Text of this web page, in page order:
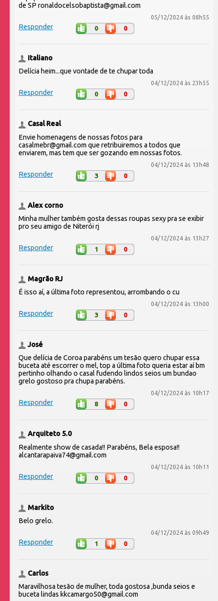
de SP ronaldocelsobaptista@gmail.com
05/12/2024 às 08h55
Responder 0 0
Italiano
Delícia heim...que vontade de te chupar toda
04/12/2024 às 23h55
Responder 0 0
Casal Real
Envie homenagens de nossas fotos para
casalmebr@gmail.com que retribuiremos a todos que
enviarem, mas tem que ser gozando em nossas fotos.
04/12/2024 às 13h48
Responder 3 0
Alex corno
Minha mulher também gosta dessas roupas sexy pra se exibir
pro seu amigo de Niterói rj
04/12/2024 às 13h27
Responder 1 0
Magrão RJ
É isso aí, a última foto representou, arrombando o cu
04/12/2024 às 13h00
Responder 3 0
José
Que delícia de Coroa parabéns um tesão quero chupar essa
buceta até escorrer o mel, top a última foto queria estar aí bm
pertinho olhando o casal fudendo lindos seios um bundao
grelo gostoso pra chupa parabéns.
04/12/2024 às 10h17
Responder 8 0
Arquiteto 5.0
Realmente show de casada!! Parabéns, Bela esposa!!
alcantarapaiva74@gmail.com
04/12/2024 às 10h11
Responder 0 0
Markito
Belo grelo.
04/12/2024 às 09h49
Responder 1 0
Carlos
Maravilhosa tesão de mulher, toda gostosa ,bunda seios e
buceta lindas kkcamargo50@gmail.com